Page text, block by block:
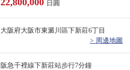
日圓
大阪府大阪市東澱川區下新莊6丁目
> 周邊地圖
阪急千裡線下新莊站步行7分鐘